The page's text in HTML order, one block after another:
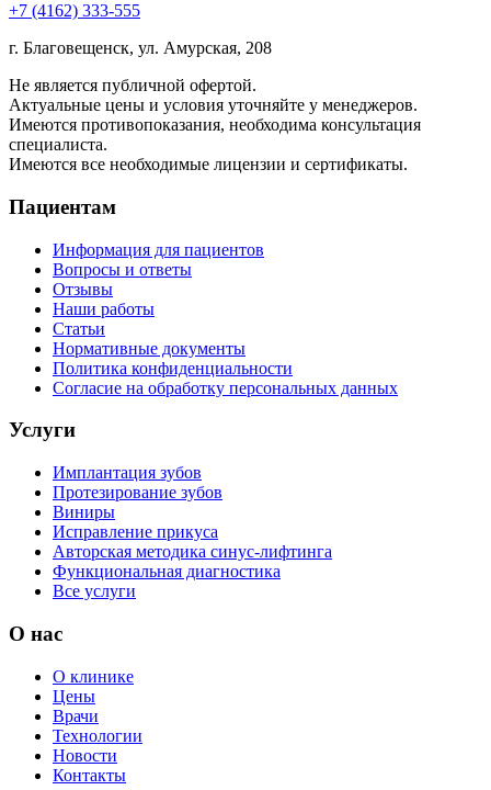
+7 (4162) 333-555
г. Благовещенск, ул. Амурская, 208
Не является публичной офертой.
Актуальные цены и условия уточняйте у менеджеров.
Имеются противопоказания, необходима консультация
специалиста.
Имеются все необходимые лицензии и сертификаты.
Пациентам
Информация для пациентов
Вопросы и ответы
Отзывы
Наши работы
Статьи
Нормативные документы
Политика конфиденциальности
Согласие на обработку персональных данных
Услуги
Имплантация зубов
Протезирование зубов
Виниры
Исправление прикуса
Авторская методика синус-лифтинга
Функциональная диагностика
Все услуги
О нас
О клинике
Цены
Врачи
Технологии
Новости
Контакты